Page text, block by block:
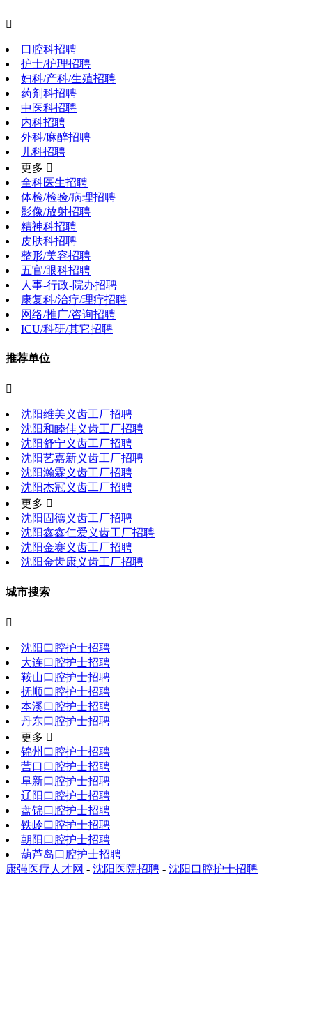

口腔科招聘
护士/护理招聘
妇科/产科/生殖招聘
药剂科招聘
中医科招聘
内科招聘
外科/麻醉招聘
儿科招聘
更多 
全科医生招聘
体检/检验/病理招聘
影像/放射招聘
精神科招聘
皮肤科招聘
整形/美容招聘
五官/眼科招聘
人事-行政-院办招聘
康复科/治疗/理疗招聘
网络/推广/咨询招聘
ICU/科研/其它招聘
推荐单位

沈阳维美义齿工厂招聘
沈阳和睦佳义齿工厂招聘
沈阳舒宁义齿工厂招聘
沈阳艺嘉新义齿工厂招聘
沈阳瀚霖义齿工厂招聘
沈阳杰冠义齿工厂招聘
更多 
沈阳固德义齿工厂招聘
沈阳鑫鑫仁爱义齿工厂招聘
沈阳金赛义齿工厂招聘
沈阳金齿康义齿工厂招聘
城市搜索

沈阳口腔护士招聘
大连口腔护士招聘
鞍山口腔护士招聘
抚顺口腔护士招聘
本溪口腔护士招聘
丹东口腔护士招聘
更多 
锦州口腔护士招聘
营口口腔护士招聘
阜新口腔护士招聘
辽阳口腔护士招聘
盘锦口腔护士招聘
铁岭口腔护士招聘
朝阳口腔护士招聘
葫芦岛口腔护士招聘
康强医疗人才网 - 沈阳医院招聘 - 沈阳口腔护士招聘